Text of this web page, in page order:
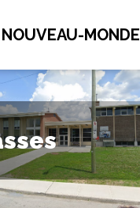
MONDE